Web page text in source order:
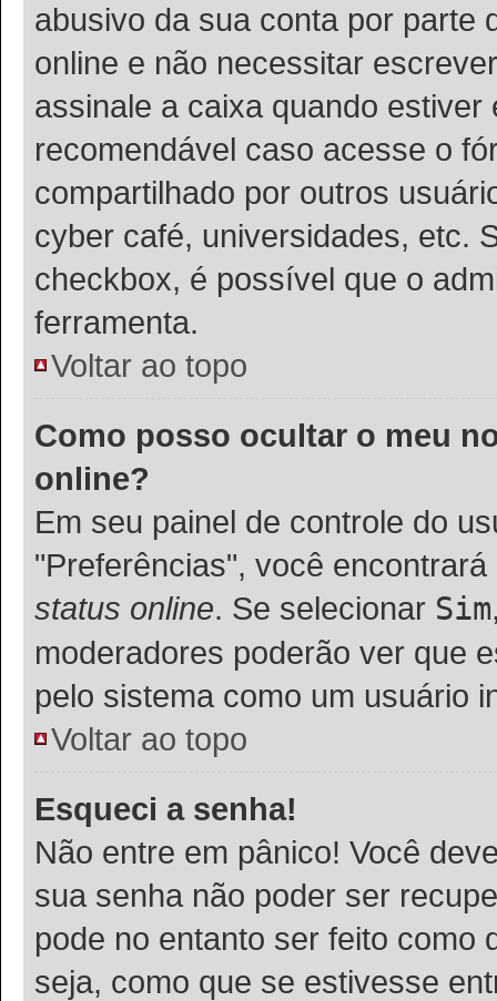
abusivo da sua conta por parte
online e não necessitar
assinale a caixa quando
recomendável caso acesse o
compartilhado por outros
cyber café, universidades, etc.
checkbox, é possível que o
ferramenta.
Voltar ao topo
Como posso ocultar o meu
online?
Em seu painel de controle do
"Preferências", você
status online. Se selecionar Sim
moderadores poderão ver que
pelo sistema como um usuário
Voltar ao topo
Esqueci a senha!
Não entre em pânico! Você
sua senha não poder ser
pode no entanto ser feito como
seja, como que se estivesse